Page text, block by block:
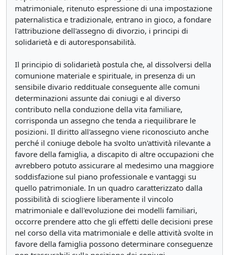
matrimoniale, ritenuto espressione di una impostazione
paternalistica e tradizionale, entrano in gioco, a fondare
l'attribuzione dell'assegno di divorzio, i principi di
solidarietà e di autoresponsabilità.
Il principio di solidarietà postula che, al dissolversi della
comunione materiale e spirituale, in presenza di un
sensibile divario reddituale conseguente alle comuni
determinazioni assunte dai coniugi e al diverso
contributo nella conduzione della vita familiare,
corrisponda un assegno che tenda a riequilibrare le
posizioni. Il diritto all'assegno viene riconosciuto anche
perché il coniuge debole ha svolto un'attività rilevante a
favore della famiglia, a discapito di altre occupazioni che
avrebbero potuto assicurare al medesimo una maggiore
soddisfazione sul piano professionale e vantaggi su
quello patrimoniale. In un quadro caratterizzato dalla
possibilità di sciogliere liberamente il vincolo
matrimoniale e dall'evoluzione dei modelli familiari,
occorre prendere atto che gli effetti delle decisioni prese
nel corso della vita matrimoniale e delle attività svolte in
favore della famiglia possono determinare conseguenze